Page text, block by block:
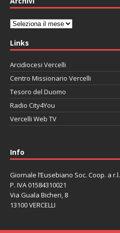
Archivi
Links
Arcidiocesi Vercelli
Centro Missionario Vercelli
Tesoro del Duomo
Radio City4You
Vercelli Web TV
Info
Giornale l’Eusebiano Soc. Coop. a r.l.
P. IVA 01584310021
Via Guala Bicheri, 8
13100 VERCELLI